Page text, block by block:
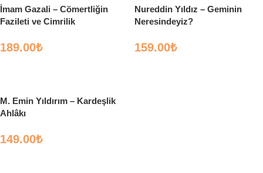
İmam Gazali – Cömertliğin
Fazileti ve Cimrilik
189.00₺
Nureddin Yıldız – Geminin
Neresindeyiz?
159.00₺
M. Emin Yıldırım – Kardeşlik
Ahlâkı
149.00₺